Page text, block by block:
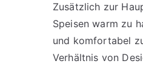
Zusätzlich zur
Speisen warm zu
und komfortabel
Verhältnis von